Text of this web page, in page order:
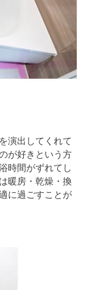
演出してくれて
が好きという方
時間がずれてし
暖房・乾燥・換
に過ごすことが